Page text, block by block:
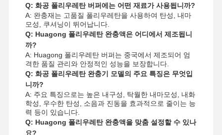
Q: 화공 폴리우레탄 버퍼에는 어떤 재료가 사용됩니까?
A: 완충재는 고품질 폴리우레탄을 사용하여 탄성, 내마
모성, 쿠셔닝이 뛰어납니다.
Q: Huagong 폴리우레탄 완충액은 어디에서 제조됩니
까?
A: Huagong 폴리우레탄 버퍼는 중국에서 제조되어 엄
격한 품질 관리와 안정적인 성능을 보장합니다.
Q: 화공 폴리우레탄 완충기 모델의 주요 특징은 무엇입
니까?
A: 주요 특징으로는 높은 내구성, 탁월한 내마모성, 내화
학성, 우수한 탄성, 소음과 진동을 효과적으로 줄이는 능
력 등이 있습니다.
Q: Huagong 폴리우레탄 완충액을 맞춤 설정할 수 있나
요?